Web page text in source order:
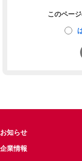
このペー
お知らせ
企業情報